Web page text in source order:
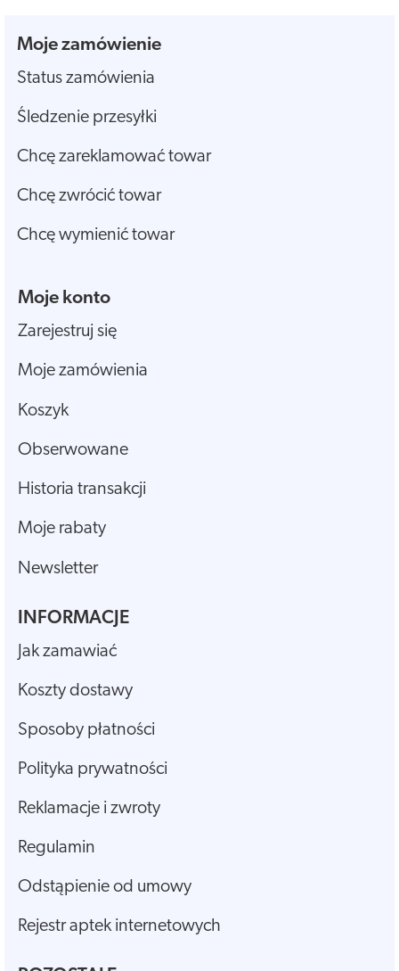
Moje zamówienie
Status zamówienia
Śledzenie przesyłki
Chcę zareklamować towar
Chcę zwrócić towar
Chcę wymienić towar
Moje konto
Zarejestruj się
Moje zamówienia
Koszyk
Obserwowane
Historia transakcji
Moje rabaty
Newsletter
INFORMACJE
Jak zamawiać
Koszty dostawy
Sposoby płatności
Polityka prywatności
Reklamacje i zwroty
Regulamin
Odstąpienie od umowy
Rejestr aptek internetowych